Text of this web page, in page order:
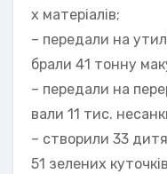
х матеріалів;
– передали на
брали 41 тонну
– передали на
вали 11 тис.
– створили 33
51 зелених